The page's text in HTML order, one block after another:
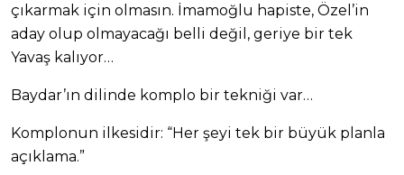
çıkarmak için olmasın. İmamoğlu hapiste, Özel’in
aday olup olmayacağı belli değil, geriye bir tek
Yavaş kalıyor…
Baydar’ın dilinde komplo bir tekniği var…
Komplonun ilkesidir: “Her şeyi tek bir büyük planla
açıklama.”